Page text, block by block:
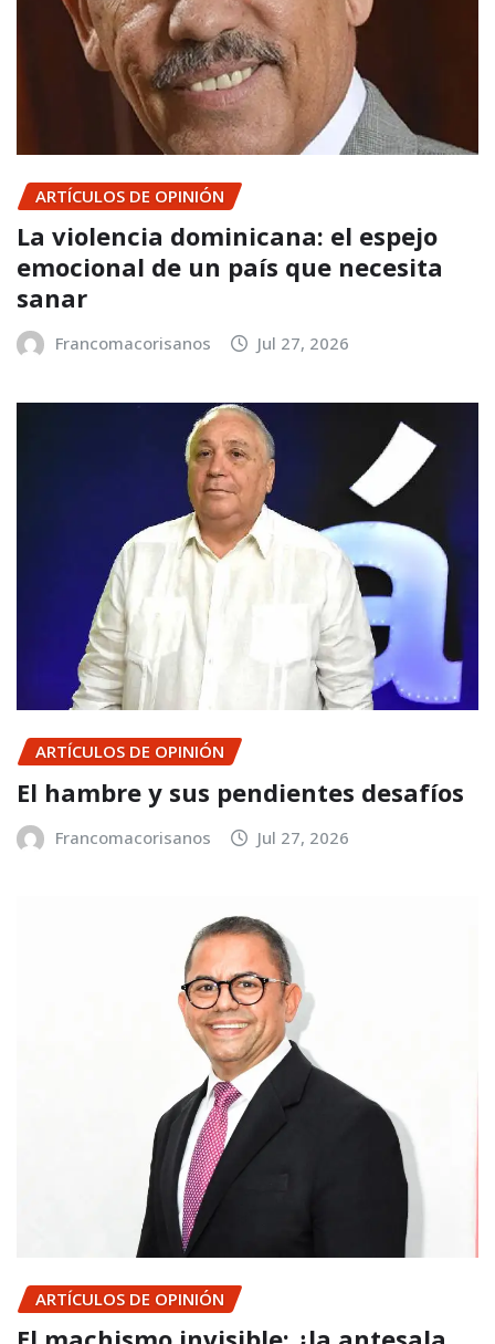
ARTÍCULOS DE OPINIÓN
La violencia dominicana: el espejo
emocional de un país que necesita
sanar
Francomacorisanos Jul 27, 2026
ARTÍCULOS DE OPINIÓN
El hambre y sus pendientes desafíos
Francomacorisanos Jul 27, 2026
ARTÍCULOS DE OPINIÓN